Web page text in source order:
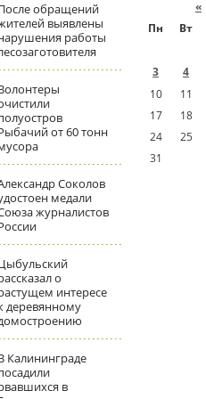
обращений
выявлены
работы
от 60 тонн
Соколов
медали
журналистов
о
интересе
деревянному
Калининграде
в
«
Пн
Вт
3
4
10
11
17
18
24
25
31